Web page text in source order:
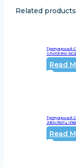
Related products
Тротуарный
SP4113 9W
Read
Тротуарный
230V/50Гц
Read